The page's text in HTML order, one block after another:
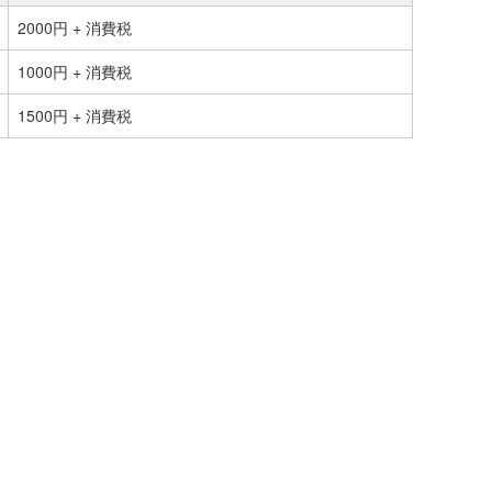
2000円 + 消費税
1000円 + 消費税
1500円 + 消費税